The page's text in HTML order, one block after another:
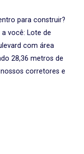
para construir?
você: Lote de
com área
28,36 metros de
corretores e